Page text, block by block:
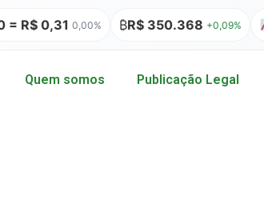
R$ 0,31 0,00% R$ 350.368 +0,09%
Quem somos Publicação Legal